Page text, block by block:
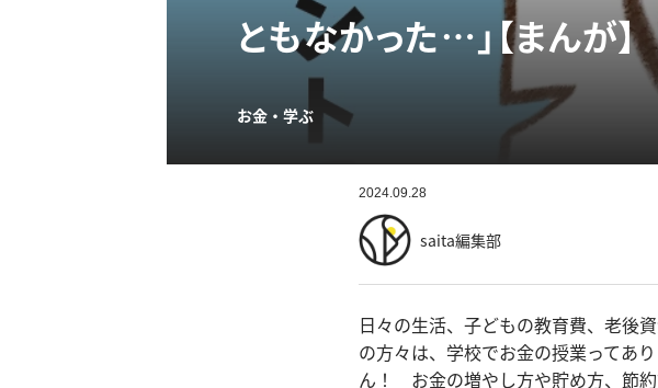
ともなかった…」【まんが】
お金・学ぶ
2024.09.28
saita編集部
日々の生活、子どもの教育費、老
の方々は、学校でお金の授業ってあ
ん！ お金の増やし方や貯め方、節